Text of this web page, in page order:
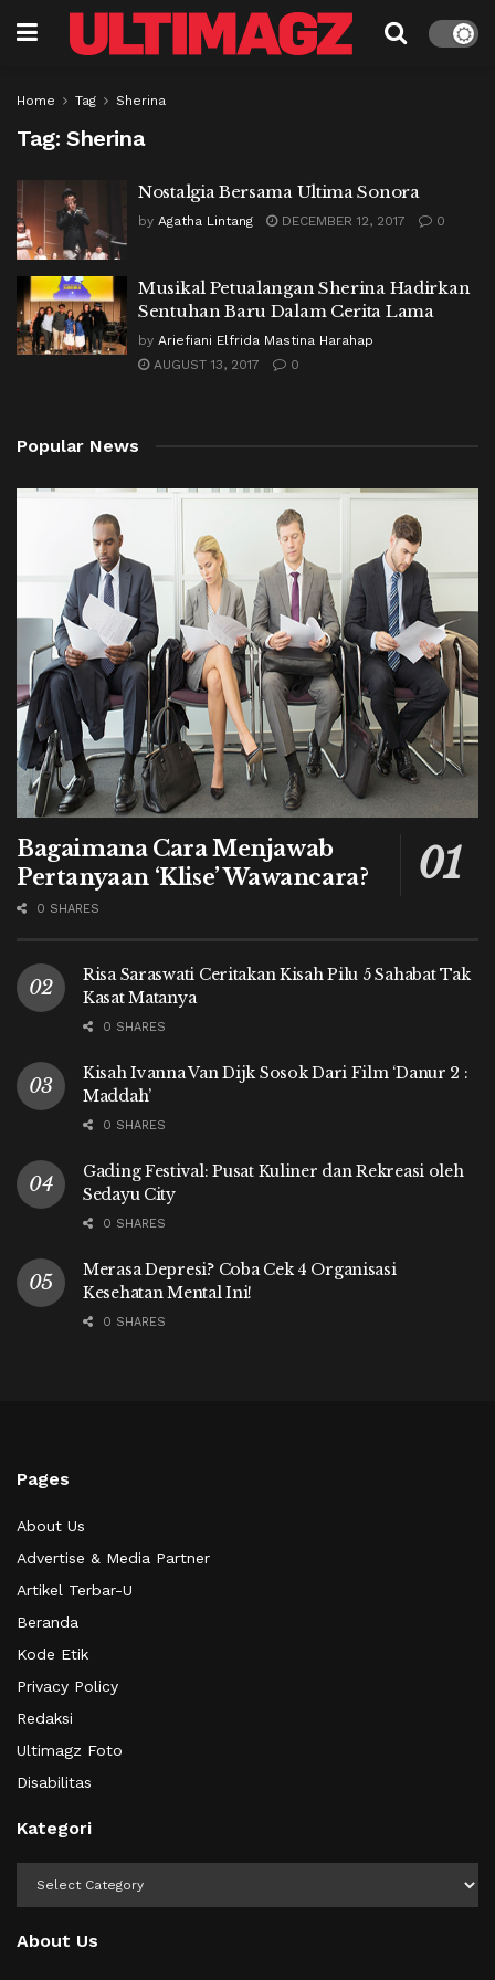
Home Tag Sherina
Tag: Sherina
Nostalgia Bersama Ultima Sonora
by Agatha Lintang DECEMBER 12, 2017 0
Musikal Petualangan Sherina Hadirkan
Sentuhan Baru Dalam Cerita Lama
by Ariefiani Elfrida Mastina Harahap
AUGUST 13, 2017
0
Popular News
Bagaimana Cara Menjawab
Pertanyaan ‘Klise’ Wawancara?
0 SHARES
Risa Saraswati Ceritakan Kisah Pilu 5 Sahabat Tak
Kasat Matanya
0 SHARES
Kisah Ivanna Van Dijk Sosok Dari Film ‘Danur 2 :
Maddah’
0 SHARES
Gading Festival: Pusat Kuliner dan Rekreasi oleh
Sedayu City
0 SHARES
Merasa Depresi? Coba Cek 4 Organisasi
Kesehatan Mental Ini!
0 SHARES
Pages
About Us
Advertise & Media Partner
Artikel Terbar-U
Beranda
Kode Etik
Privacy Policy
Redaksi
Ultimagz Foto
Disabilitas
Kategori
About Us